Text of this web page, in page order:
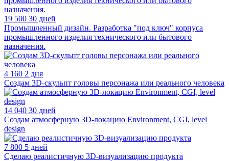
19 500 30 дней
Промышленный дизайн. Разработка "под ключ" корпуса
промышленного изделия технического или бытового
назначения.
4 160 2 дня
Создам 3D-скульпт головы персонажа или реального человека
14 040 30 дней
Создам атмосферную 3D-локацию Environment, CGI, level
design
7 800 5 дней
Сделаю реалистичную 3D-визуализацию продукта